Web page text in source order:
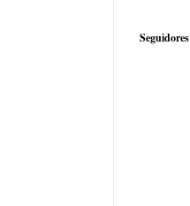
Seguidores